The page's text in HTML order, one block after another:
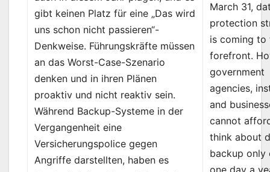
gibt keinen Platz für eine „Das wird
uns schon nicht passieren“-
Denkweise. Führungskräfte müssen
an das Worst-Case-Szenario
denken und in ihren Plänen
proaktiv und nicht reaktiv sein.
Während Backup-Systeme in der
Vergangenheit eine
Versicherungspolice gegen
Angriffe darstellten, haben es
March 31,
protection
is coming to
forefront.
government
agencies,
and
cannot
think about
backup only
one day a